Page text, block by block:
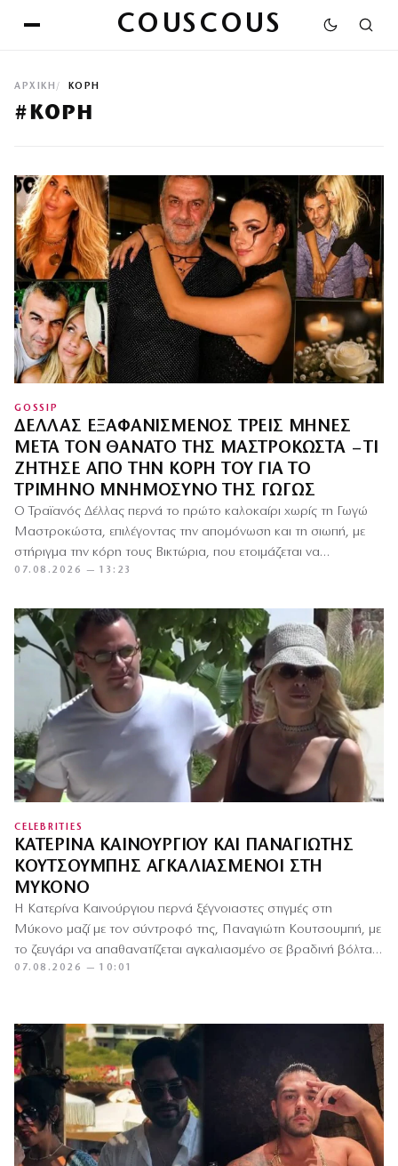
COUSCOUS
ΑΡΧΙΚΉ ΚΟΡΗ
#ΚΟΡΗ
GOSSIP
ΔΈΛΛΑΣ ΕΞΑΦΑΝΙΣΜΈΝΟΣ ΤΡΕΙΣ ΜΉΝΕΣ
ΜΕΤΆ ΤΟΝ ΘΆΝΑΤΟ ΤΗΣ ΜΑΣΤΡΟΚΏΣΤΑ – ΤΙ
ΖΉΤΗΣΕ ΑΠΌ ΤΗΝ ΚΌΡΗ ΤΟΥ ΓΙΑ ΤΟ
ΤΡΊΜΗΝΟ ΜΝΗΜΌΣΥΝΟ ΤΗΣ ΓΩΓΏΣ
Ο Τραϊανός Δέλλας περνά το πρώτο καλοκαίρι χωρίς τη Γωγώ
Μαστροκώστα, επιλέγοντας την απομόνωση και τη σιωπή, με
στήριγμα την κόρη τους Βικτώρια, που ετοιμάζεται να…
07.08.2026 — 13:23
CELEBRITIES
ΚΑΤΕΡΊΝΑ ΚΑΙΝΟΎΡΓΙΟΥ ΚΑΙ ΠΑΝΑΓΙΏΤΗΣ
ΚΟΥΤΣΟΥΜΠΉΣ ΑΓΚΑΛΙΑΣΜΈΝΟΙ ΣΤΗ
ΜΎΚΟΝΟ
Η Κατερίνα Καινούργιου περνά ξέγνοιαστες στιγμές στη
Μύκονο μαζί με τον σύντροφό της, Παναγιώτη Κουτσουμπή, με
το ζευγάρι να απαθανατίζεται αγκαλιασμένο σε βραδινή βόλτα
στο Nammos…
07.08.2026 — 10:01